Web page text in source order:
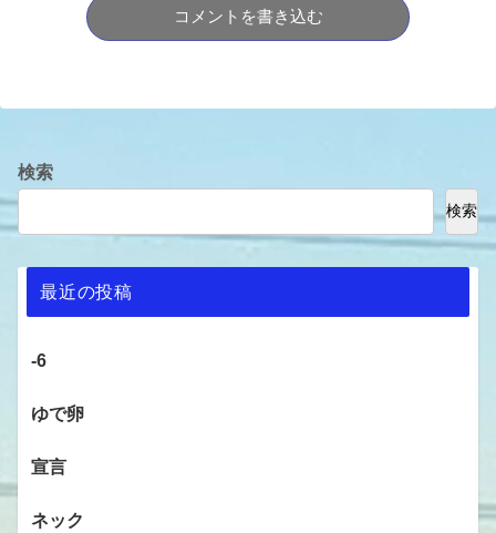
コメントを書き込む
検索
検索
最近の投稿
-6
ゆで卵
宣言
ネック